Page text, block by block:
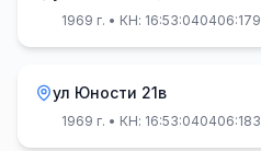
1969 г. • КН: 16:53:040406:179
ул Юности 21в
1969 г. • КН: 16:53:040406:183